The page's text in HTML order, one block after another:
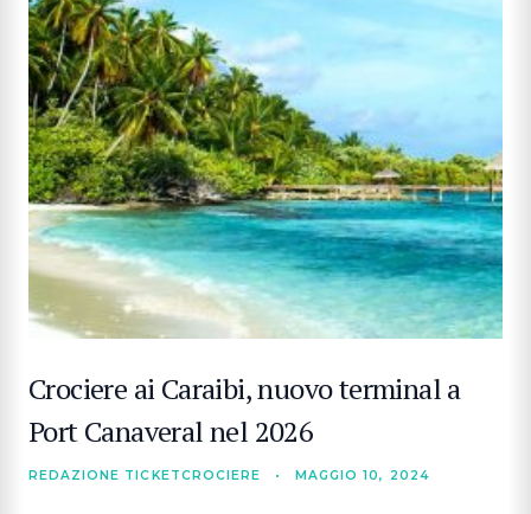
Crociere ai Caraibi, nuovo terminal a
Port Canaveral nel 2026
REDAZIONE TICKETCROCIERE • MAGGIO 10, 2024